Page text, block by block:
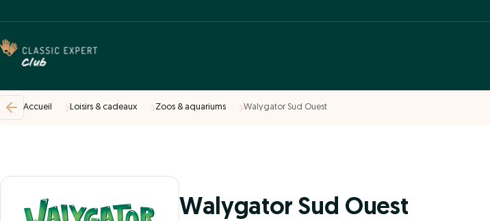
Accueil Loisirs & cadeaux Zoos & aquariums Walygator Sud Ouest
Walygator Sud Ouest